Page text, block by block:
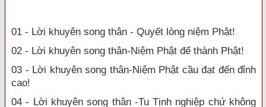
01 - Lời khuyên song thân - Quyết lòng niệm Phật!
02 - Lời khuyên song thân-Niệm Phật để thành Phật!
03 - Lời khuyên song thân-Niệm Phật cầu đạt đến đỉnh
cao!
04 - Lời khuyên song thân -Tu Tịnh nghiệp chứ không